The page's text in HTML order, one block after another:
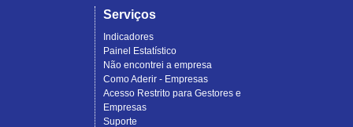
Serviços
Indicadores
Painel Estatístico
Não encontrei a empresa
Como Aderir - Empresas
Acesso Restrito para Gestores e
Empresas
Suporte